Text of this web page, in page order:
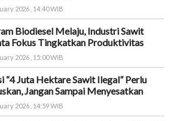
2026 , 14:40 WIB
Biodiesel Melaju, Industri Sawit
Fokus Tingkatkan Produktivitas
2026 , 15:00 WIB
“4 Juta Hektare Sawit Ilegal” Perlu
Jangan Sampai Menyesatkan
2026 , 14:59 WIB